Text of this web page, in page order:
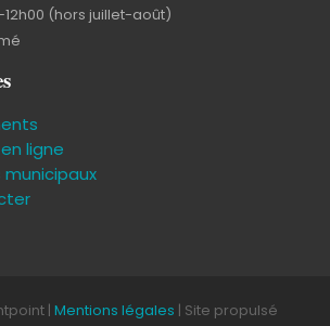
(hors juillet-août)
ligne
municipaux
| Mentions légales | Site propulsé